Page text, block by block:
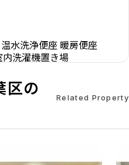
温水洗浄便座 暖房便座
内洗濯機置き場
区の
Related Property